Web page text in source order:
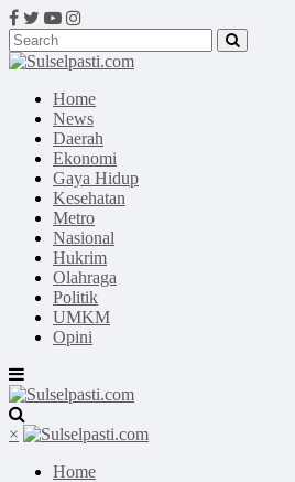
Home
News
Daerah
Ekonomi
Gaya Hidup
Kesehatan
Metro
Nasional
Hukrim
Olahraga
Politik
UMKM
Opini
×
Home